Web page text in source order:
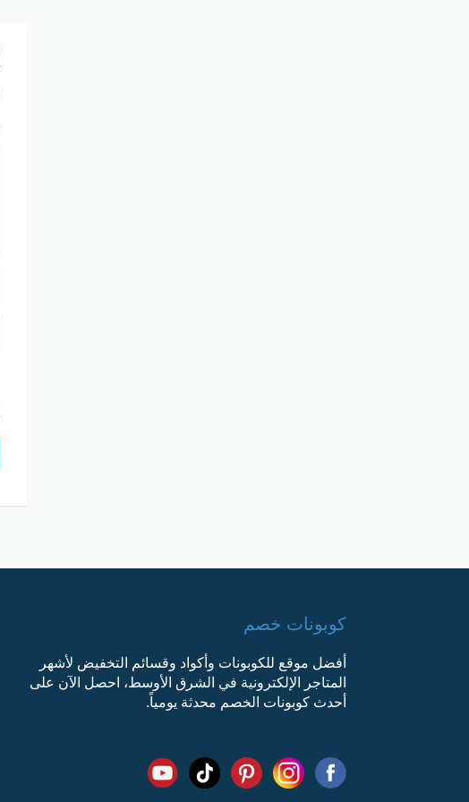
كوبونات خصم
أفضل موقع للكوبونات وأكواد وقسائم التخفيض لأشهر
المتاجر الإلكترونية في الشرق الأوسط، احصل الآن على
أحدث كوبونات الخصم محدثة يومياً.